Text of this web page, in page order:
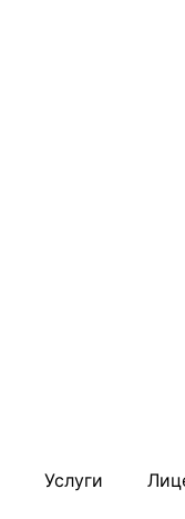
Услуги